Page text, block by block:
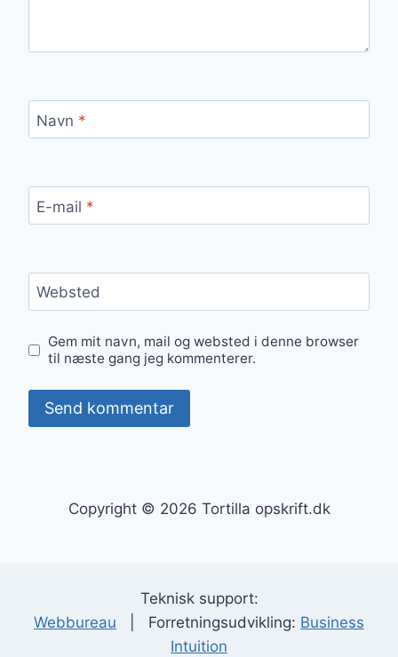
Navn *
E-mail *
Websted
Gem mit navn, mail og websted i denne browser
til næste gang jeg kommenterer.
Copyright © 2026 Tortilla opskrift.dk
Teknisk support:
Webbureau | Forretningsudvikling: Business
Intuition